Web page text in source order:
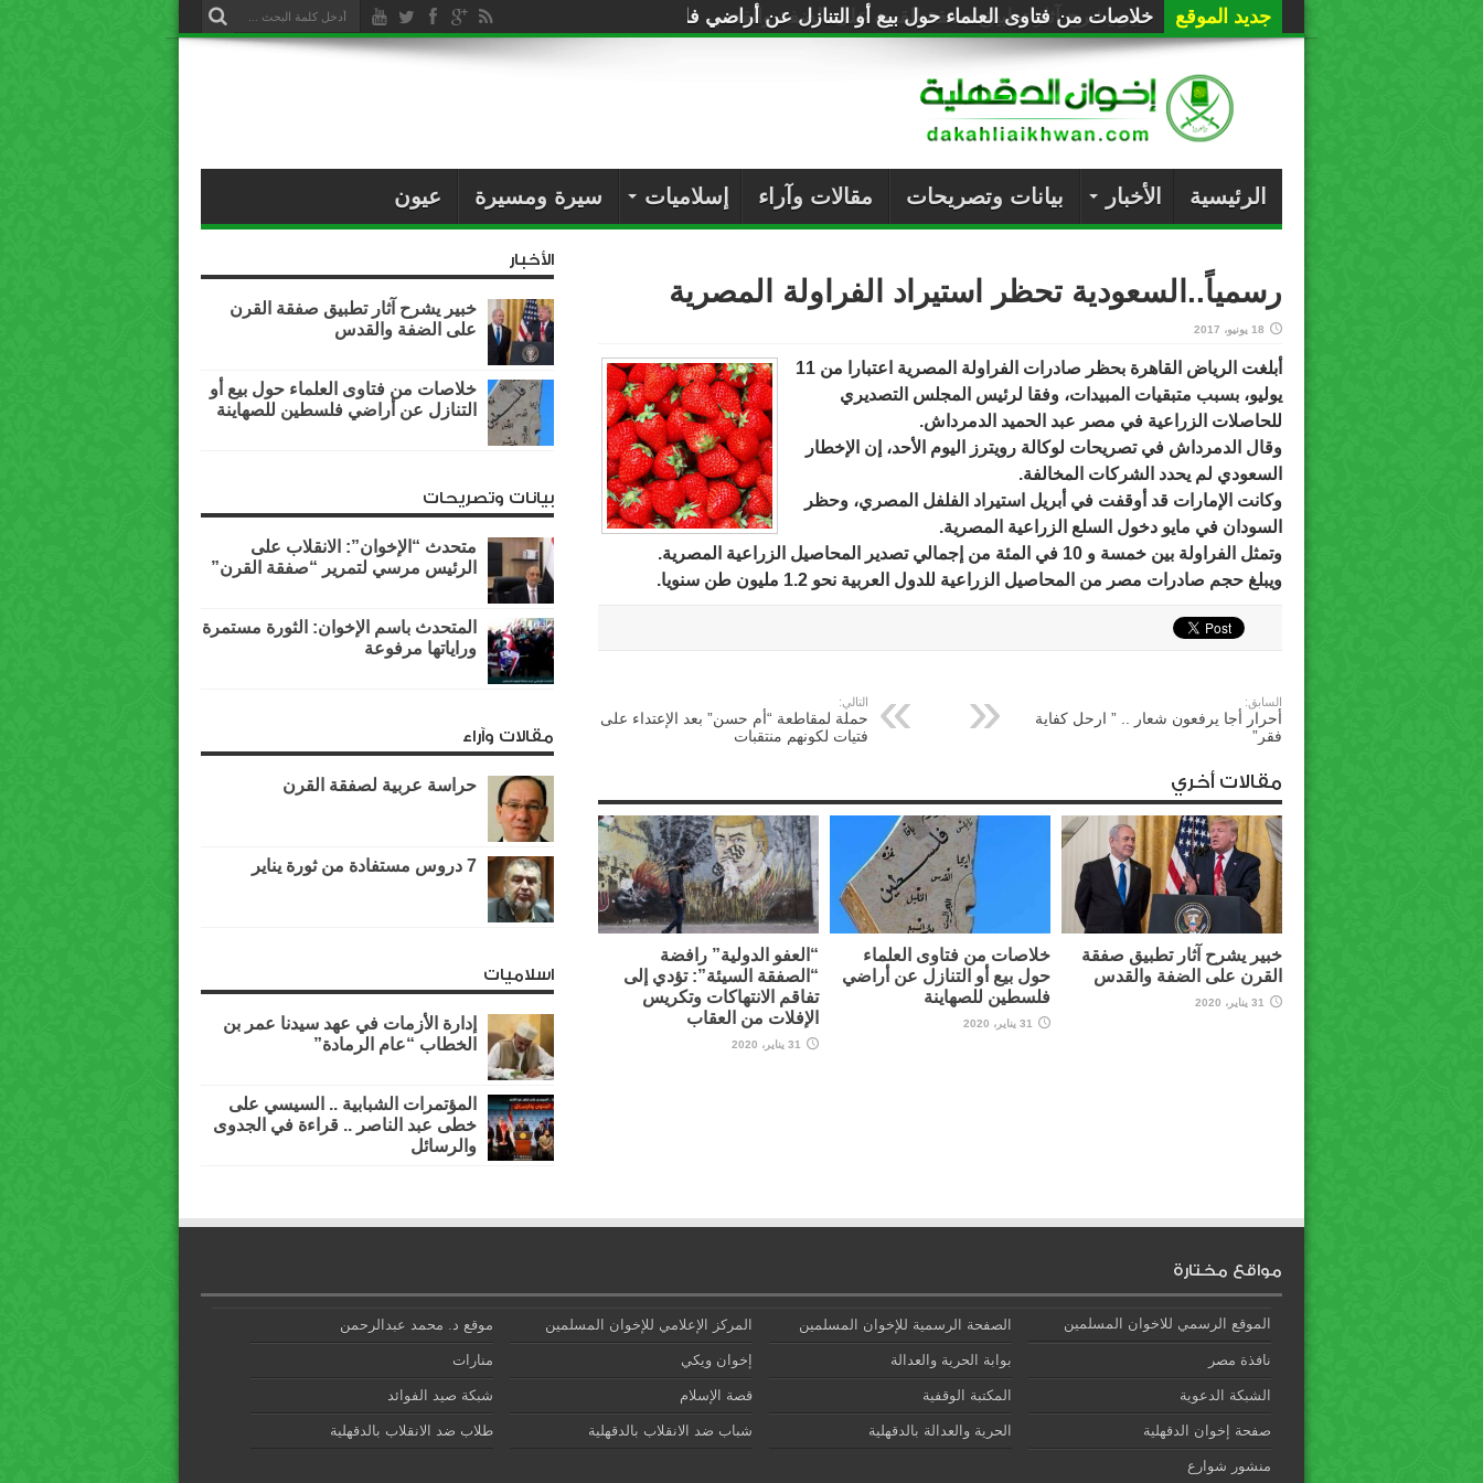
جديد الموقع خلاصات من فتاوى العلماء حول بيع أو التنازل عن أراضي فلسطين للصهاينة
الرئيسية الأخبار بيانات وتصريحات مقالات وآراء إسلاميات سيرة ومسيرة عيون
رسمياً..السعودية تحظر استيراد الفراولة المصرية
18 يونيو، 2017
أبلغت الرياض القاهرة بحظر صادرات الفراولة المصرية اعتبارا من 11
يوليو، بسبب متبقيات المبيدات، وفقا لرئيس المجلس التصديري
للحاصلات الزراعية في مصر عبد الحميد الدمرداش.
وقال الدمرداش في تصريحات لوكالة رويترز اليوم الأحد، إن الإخطار
السعودي لم يحدد الشركات المخالفة.
وكانت الإمارات قد أوقفت في أبريل استيراد الفلفل المصري، وحظر
السودان في مايو دخول السلع الزراعية المصرية.
وتمثل الفراولة بين خمسة و 10 في المئة من إجمالي تصدير المحاصيل الزراعية المصرية.
ويبلغ حجم صادرات مصر من المحاصيل الزراعية للدول العربية نحو 1.2 مليون طن سنويا.
السابق:
أحرار أجا يرفعون شعار .. ” ارحل كفاية
فقر”
التالي:
حملة لمقاطعة “أم حسن” بعد الإعتداء على
فتيات لكونهم منتقبات
مقالات أخري
خبير يشرح آثار تطبيق صفقة
القرن على الضفة والقدس
31 يناير، 2020
خلاصات من فتاوى العلماء
حول بيع أو التنازل عن أراضي
فلسطين للصهاينة
31 يناير، 2020
“العفو الدولية” رافضة
“الصفقة السيئة”: تؤدي إلى
تفاقم الانتهاكات وتكريس
الإفلات من العقاب
31 يناير، 2020
الأخبار
خبير يشرح آثار تطبيق صفقة القرن
على الضفة والقدس
خلاصات من فتاوى العلماء حول بيع أو
التنازل عن أراضي فلسطين للصهاينة
بيانات وتصريحات
متحدث “الإخوان”: الانقلاب على
الرئيس مرسي لتمرير “صفقة القرن”
المتحدث باسم الإخوان: الثورة مستمرة
وراياتها مرفوعة
مقالات وآراء
حراسة عربية لصفقة القرن
7 دروس مستفادة من ثورة يناير
اسلاميات
إدارة الأزمات في عهد سيدنا عمر بن
الخطاب “عام الرمادة”
المؤتمرات الشبابية .. السيسي على
خطى عبد الناصر .. قراءة في الجدوى
والرسائل
مواقع مختارة
الموقع الرسمي للاخوان المسلمين الصفحة الرسمية للإخوان المسلمين المركز الإعلامي للإخوان المسلمين موقع د. محمد عبدالرحمن
نافذة مصر بوابة الحرية والعدالة إخوان ويكي منارات
الشبكة الدعوية المكتبة الوقفية قصة الإسلام شبكة صيد الفوائد
صفحة إخوان الدقهلية الحرية والعدالة بالدقهلية شباب ضد الانقلاب بالدقهلية طلاب ضد الانقلاب بالدقهلية
منشور شوارع